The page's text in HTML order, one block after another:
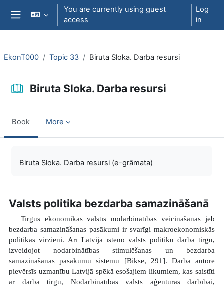
Skip to main content
You are currently using guest
access
Log
in
EkonT000 Topic 33 Biruta Sloka. Darba resursi
Biruta Sloka. Darba resursi
Book More
Biruta Sloka. Darba resursi (e-grāmata)
Valsts politika bezdarba samazināšanā
Tirgus ekonomikas valstīs nodarbinātības veicināšanas jeb
bezdarba samazināšanas pasākumi ir svarīgi makroekonomiskās
politikas virzieni. Arī Latvija īsteno valsts politiku darba tirgū,
izveidojot nodarbinātības stimulēšanas un bezdarba
samazināšanas pasākumu sistēmu [Bikse, 291]. Darba autore
pievērsīs uzmanību Latvijā spēkā esošajiem likumiem, kas saistīti
ar darba tirgu, Nodarbinātības valsts aģentūras darbībai,